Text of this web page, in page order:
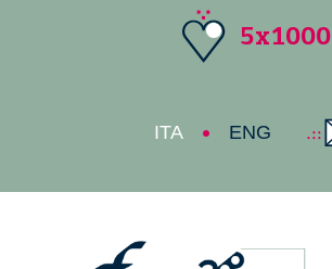
5x1000
ITA ENG